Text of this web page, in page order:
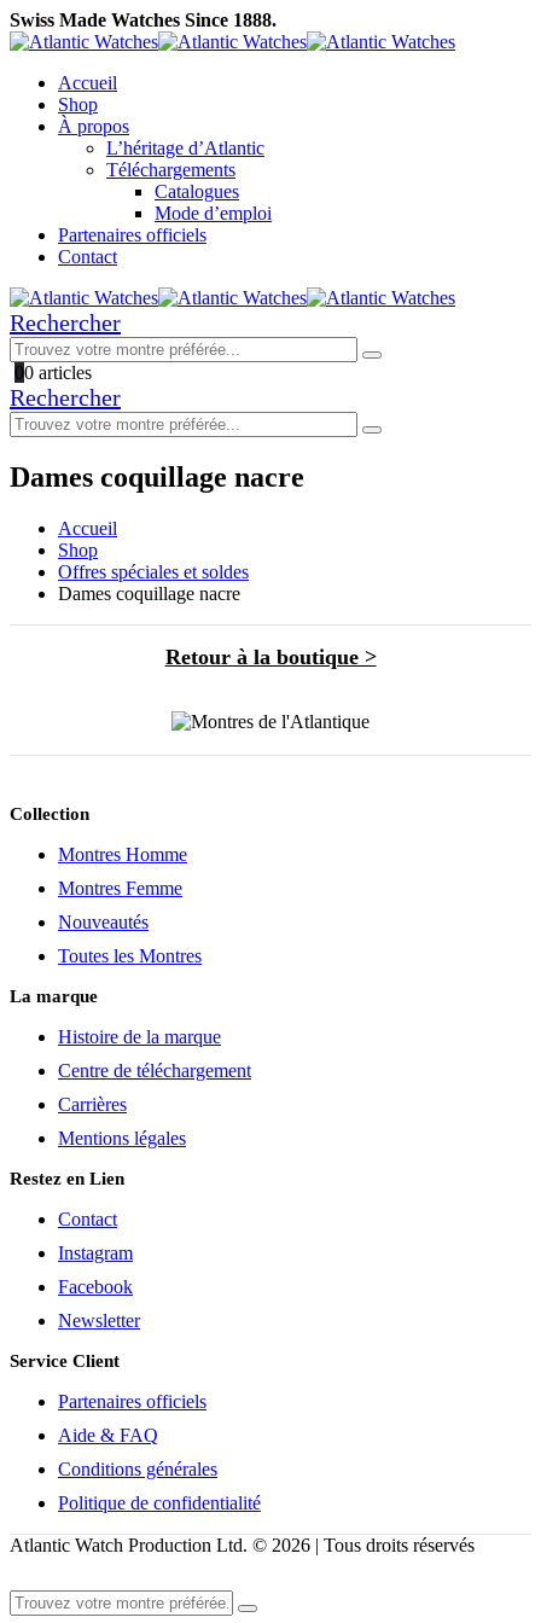
Swiss Made Watches Since 1888.
Accueil
Shop
À propos
L’héritage d’Atlantic
Téléchargements
Catalogues
Mode d’emploi
Partenaires officiels
Contact
Rechercher
00 articles
Rechercher
Dames coquillage nacre
Accueil
Shop
Offres spéciales et soldes
Dames coquillage nacre
Retour à la boutique >
Collection
Montres Homme
Montres Femme
Nouveautés
Toutes les Montres
La marque
Histoire de la marque
Centre de téléchargement
Carrières
Mentions légales
Restez en Lien
Contact
Instagram
Facebook
Newsletter
Service Client
Partenaires officiels
Aide & FAQ
Conditions générales
Politique de confidentialité
Atlantic Watch Production Ltd. © 2026 | Tous droits réservés